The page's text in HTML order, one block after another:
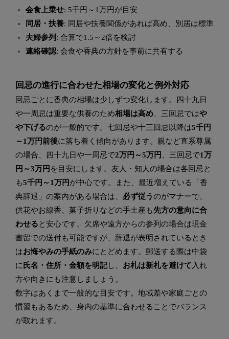
会食上乗せ: 5千円～1万円が目安
同居・扶養: 同居や扶養関係があれば高め、別居は標準
夫婦参列 : 合算で1.5～2倍を検討
連絡確認: 会食や香典の方針を事前に共有する
回忌の進行に合わせた相場の変化と例外対応
回忌ごとに香典の相場は少しずつ変化します。四十九日
や一周忌は重要な供養のため相場は高め 、三回忌ではや
や下げるのが一般的です。七回忌や十三回忌以降は5千円
～1万円前後に落ち着く傾向があります。親など直系尊属
の場合、四十九日や一周忌で2万円～5万円 、三回忌で1万
円～3万円 を目安にします。友人・知人の場合は各回忌と
も5千円～1万円 が中心です。また、最近増えている「香
典辞退」の案内がある場合は、 必ず従うのがマナーで、
供花やお線香、菓子折りなどの手土産も先方の意向に合
わせると安心です。欠席や遠方からの参列の場合は現金
書留での送付も可能ですが、辞退が表明されているとき
はお悔やみの手紙のみにとどめます。郵送する際は中袋
に 氏名・住所・金額を明記し、 お札は新札を避けて 入れ
方や向きにも注意しましょう。
数字はあくまで一般的な目安です。地域差や家庭ごとの
慣習もあるため、身内の基準に合わせることでバランス
が取れます。